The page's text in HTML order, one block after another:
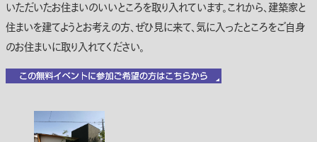
いただいたお住まいのいいところを取り入れています。これから、建築家と
住まいを建てようとお考えの方、ぜひ見に来て、気に入ったところをご自身
のお住まいに取り入れてください。